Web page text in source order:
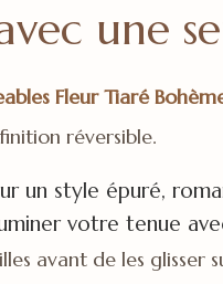
une
Fleur Tiaré
finition réversible.
un style épuré,
votre tenue
avant de les glisser